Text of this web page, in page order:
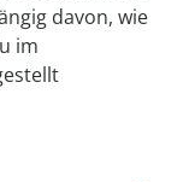
davon, wie
im